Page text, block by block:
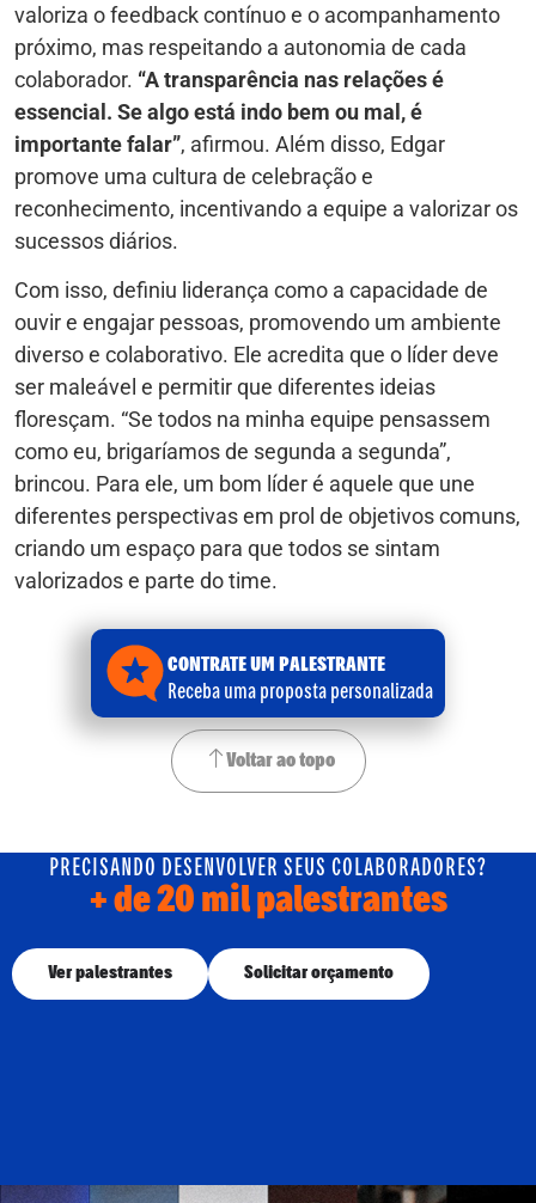
valoriza o feedback contínuo e o acompanhamento
próximo, mas respeitando a autonomia de cada
colaborador. “A transparência nas relações é
essencial. Se algo está indo bem ou mal, é
importante falar”, afirmou. Além disso, Edgar
promove uma cultura de celebração e
reconhecimento, incentivando a equipe a valorizar os
sucessos diários.
Com isso, definiu liderança como a capacidade de
ouvir e engajar pessoas, promovendo um ambiente
diverso e colaborativo. Ele acredita que o líder deve
ser maleável e permitir que diferentes ideias
floresçam. “Se todos na minha equipe pensassem
como eu, brigaríamos de segunda a segunda”,
brincou. Para ele, um bom líder é aquele que une
diferentes perspectivas em prol de objetivos comuns,
criando um espaço para que todos se sintam
valorizados e parte do time.
CONTRATE UM PALESTRANTE
Receba uma proposta personalizada
Voltar ao topo
PRECISANDO DESENVOLVER SEUS COLABORADORES?
+ de 20 mil palestrantes
Ver palestrantes Solicitar orçamento